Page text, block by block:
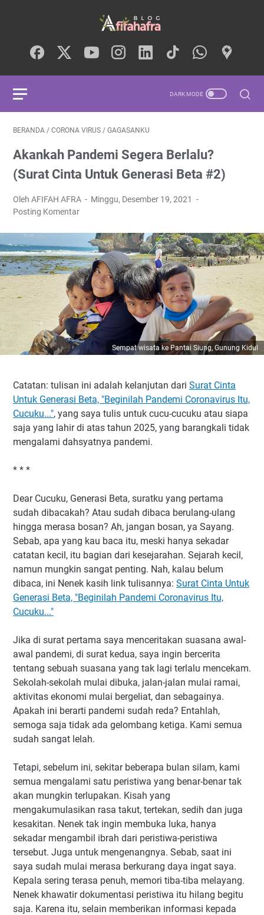
BERANDA / CORONA VIRUS / GAGASANKU
Akankah Pandemi Segera Berlalu?
(Surat Cinta Untuk Generasi Beta #2)
Oleh AFIFAH AFRA
Minggu, Desember 19, 2021
Posting Komentar
Sempat wisata ke Pantai Siung, Gunung Kidul
Catatan: tulisan ini adalah kelanjutan dari Surat Cinta
Untuk Generasi Beta, "Beginilah Pandemi Coronavirus Itu,
Cucuku...", yang saya tulis untuk cucu-cucuku atau siapa
saja yang lahir di atas tahun 2025, yang barangkali tidak
mengalami dahsyatnya pandemi.
* * *
Dear Cucuku, Generasi Beta, suratku yang pertama
sudah dibacakah? Atau sudah dibaca berulang-ulang
hingga merasa bosan? Ah, jangan bosan, ya Sayang.
Sebab, apa yang kau baca itu, meski hanya sekadar
catatan kecil, itu bagian dari kesejarahan. Sejarah kecil,
namun mungkin sangat penting. Nah, kalau belum
dibaca, ini Nenek kasih link tulisannya: Surat Cinta Untuk
Generasi Beta, "Beginilah Pandemi Coronavirus Itu,
Cucuku..."
Jika di surat pertama saya menceritakan suasana awal-
awal pandemi, di surat kedua, saya ingin bercerita
tentang sebuah suasana yang tak lagi terlalu mencekam.
Sekolah-sekolah mulai dibuka, jalan-jalan mulai ramai,
aktivitas ekonomi mulai bergeliat, dan sebagainya.
Apakah ini berarti pandemi sudah reda? Entahlah,
semoga saja tidak ada gelombang ketiga. Kami semua
sudah sangat lelah.
Tetapi, sebelum ini, sekitar beberapa bulan silam, kami
semua mengalami satu peristiwa yang benar-benar tak
akan mungkin terlupakan. Kisah yang
mengakumulasikan rasa takut, tertekan, sedih dan juga
kesakitan. Nenek tak ingin membuka luka, hanya
sekadar mengambil ibrah dari peristiwa-peristiwa
tersebut. Juga untuk mengenangnya. Sebab, saat ini
saya sudah mulai merasa berkurang daya ingat saya.
Kepala sering terasa penuh, memori tiba-tiba melayang.
Nenek khawatir dokumentasi peristiwa itu hilang begitu
saja. Karena itu, selain memberikan informasi kepada